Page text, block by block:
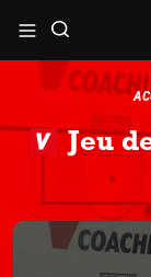
Jeu